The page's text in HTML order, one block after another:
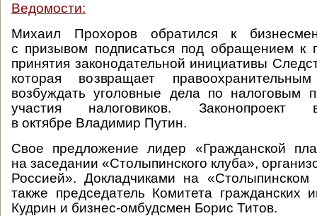
Ведомости:
Михаил Прохоров обратился к
с призывом подписаться под обращением к
принятия законодательной инициативы
которая возвращает
возбуждать уголовные дела по налоговым
участия налоговиков.
в октябре Владимир Путин.
Свое предложение лидер «Гражданской
на заседании «Столыпинского клуба»,
Россией». Докладчиками на «Столыпинском
также председатель Комитета гражданских
Кудрин и бизнес-омбудсмен Борис Титов.